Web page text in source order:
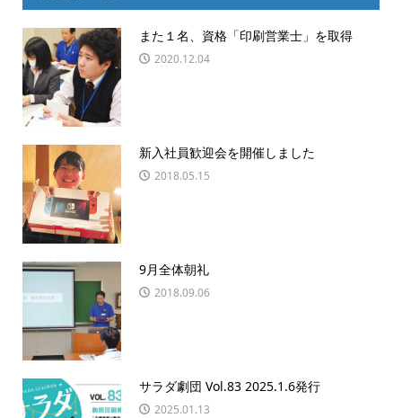
また１名、資格「印刷営業士」を取得
2020.12.04
新入社員歓迎会を開催しました
2018.05.15
9月全体朝礼
2018.09.06
サラダ劇団 Vol.83 2025.1.6発行
2025.01.13